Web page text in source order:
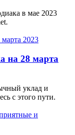
в мае 2023
на 28 марта
уклад и
с этого пути.